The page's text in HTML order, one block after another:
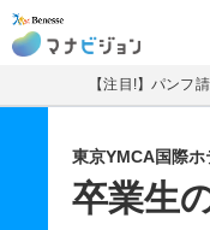
マナビジ
【注目!】パンフ
東京YMCA国際
卒業生